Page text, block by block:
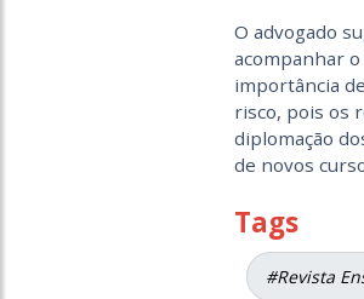
O advogado
acompanhar
importância
risco, pois os
diplomação
de novos
Tags
#Revista